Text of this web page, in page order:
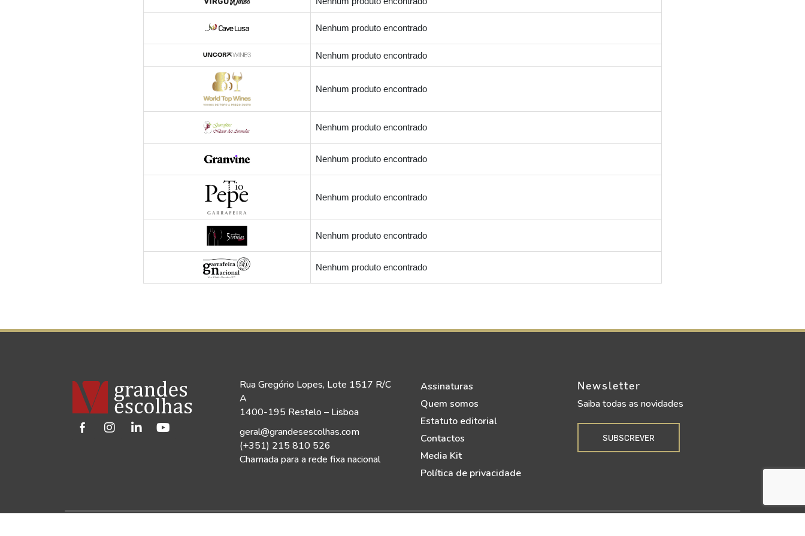
Nenhum produto encontrado
Nenhum produto encontrado
Nenhum produto encontrado
Nenhum produto encontrado
Nenhum produto encontrado
Nenhum produto encontrado
Nenhum produto encontrado
Nenhum produto encontrado
Rua Gregório Lopes, Lote 1517 R/C
A
1400-195 Restelo – Lisboa
geral@grandesescolhas.com
(+351) 215 810 526
Chamada para a rede fixa nacional
Assinaturas
Quem somos
Estatuto editorial
Contactos
Media Kit
Política de privacidade
Newsletter
Saiba todas as novidades
SUBSCREVER